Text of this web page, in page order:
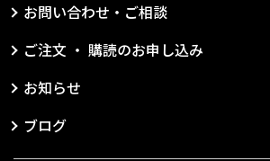
お問い合わせ・ご相談
ご注文 ・ 購読のお申し込み
お知らせ
ブログ